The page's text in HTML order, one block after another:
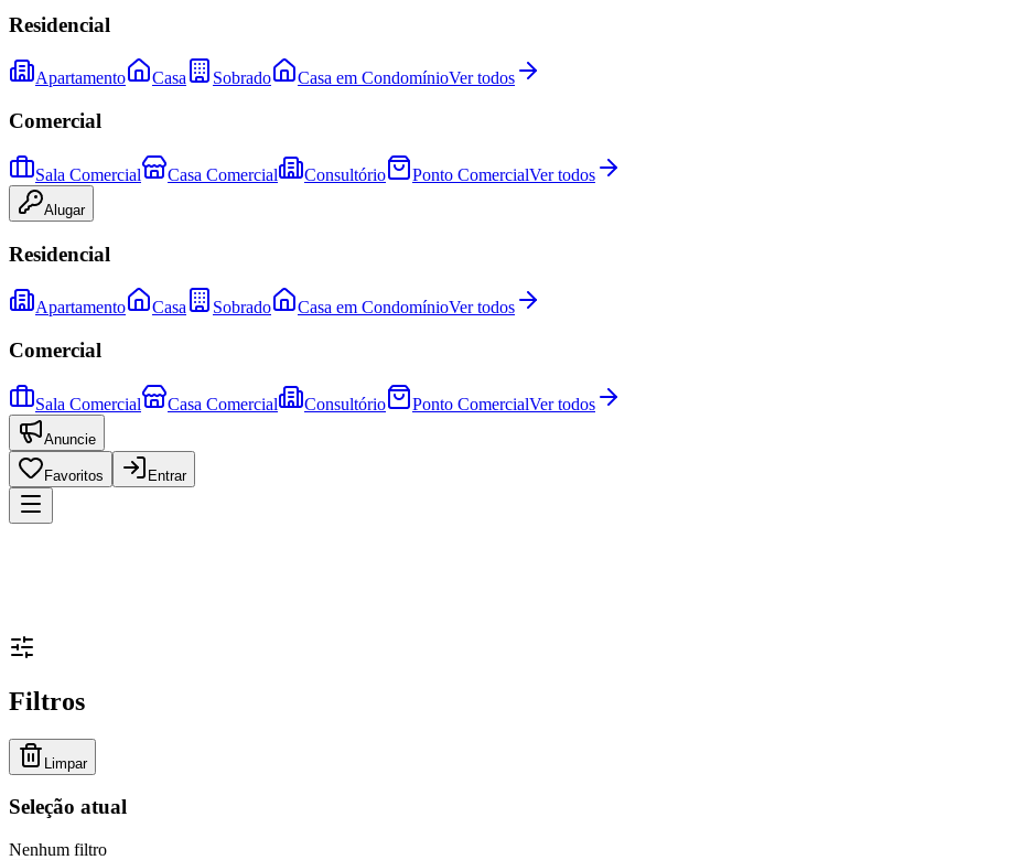
Residencial
Apartamento Casa Sobrado Casa em CondomínioVer todos
Comercial
Sala Comercial Casa Comercial Consultório Ponto ComercialVer todos
Alugar
Residencial
Apartamento Casa Sobrado Casa em CondomínioVer todos
Comercial
Sala Comercial Casa Comercial Consultório Ponto ComercialVer todos
Anuncie
Favoritos Entrar
Filtros
Limpar
Seleção atual
Nenhum filtro